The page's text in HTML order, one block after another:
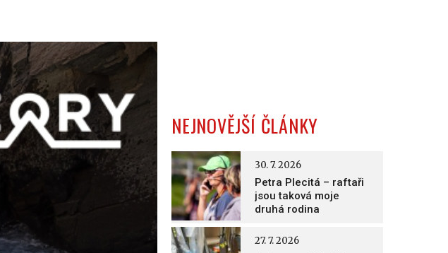
NEJNOVĚJŠÍ ČLÁNKY
Petra Plecitá – raftaři
jsou taková moje
druhá rodina
30. 7. 2026
27. 7. 2026